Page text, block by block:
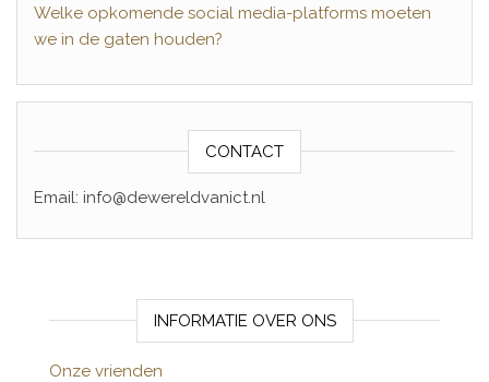
Welke opkomende social media-platforms moeten
we in de gaten houden?
CONTACT
Email: info@dewereldvanict.nl
INFORMATIE OVER ONS
Onze vrienden